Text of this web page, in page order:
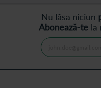
Nu lăsa niciun
Abonează-tela